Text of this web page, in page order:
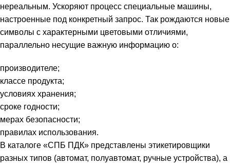
нереальным. Ускоряют процесс специальные машины,
настроенные под конкретный запрос. Так рождаются новые
символы с характерными цветовыми отличиями,
параллельно несущие важную информацию о:
производителе;
классе продукта;
условиях хранения;
сроке годности;
мерах безопасности;
правилах использования.
В каталоге «СПБ ПДК» представлены этикетировщики
разных типов (автомат, полуавтомат, ручные устройства), а